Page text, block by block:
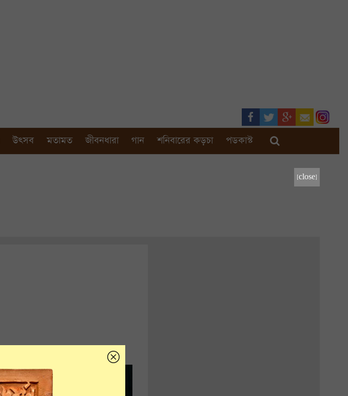
উৎসব মতামত জীবনধারা গান শনিবারের কড়চা পডকাস্ট
[close]